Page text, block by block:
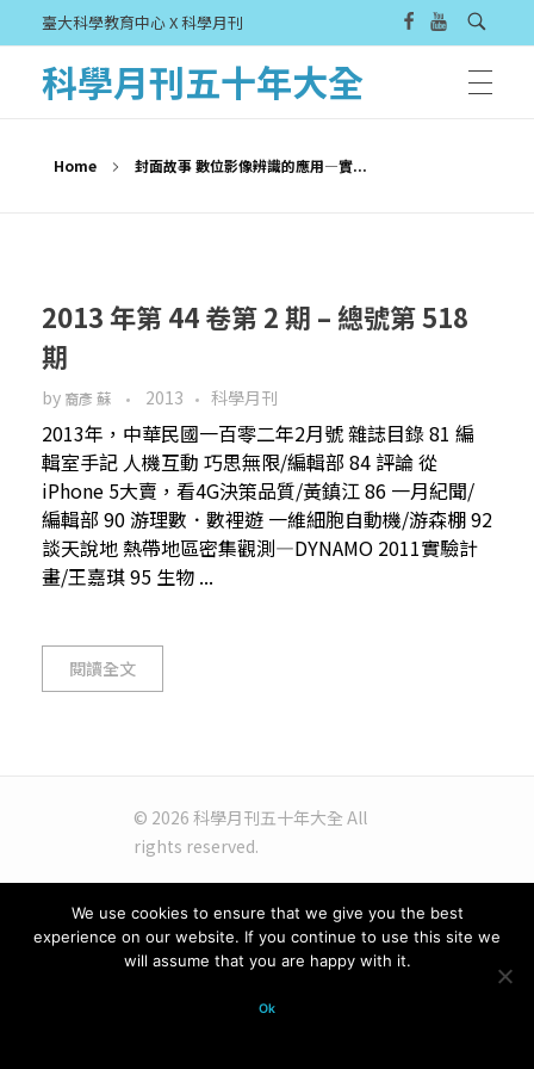
臺大科學教育中心 X 科學月刊
科學月刊五十年大全
Home 封面故事 數位影像辨識的應用—實...
2013 年第 44 卷第 2 期 – 總號第 518
期
by 裔彥 蘇 2013 科學月刊
2013年，中華民國一百零二年2月號 雜誌目錄 81 編
輯室手記 人機互動 巧思無限/編輯部 84 評論 從
iPhone 5大賣，看4G決策品質/黃鎮江 86 一月紀聞/
編輯部 90 游理數．數裡遊 一維細胞自動機/游森棚 92
談天說地 熱帶地區密集觀測—DYNAMO 2011實驗計
畫/王嘉琪 95 生物 ...
閱讀全文
© 2026 科學月刊五十年大全 All
rights reserved.
We use cookies to ensure that we give you the best
experience on our website. If you continue to use this site we
will assume that you are happy with it.
Ok